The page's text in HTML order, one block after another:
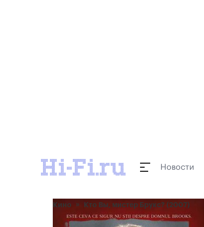
Новости
Кино Кто Вы, мистер Брукс? (2007)